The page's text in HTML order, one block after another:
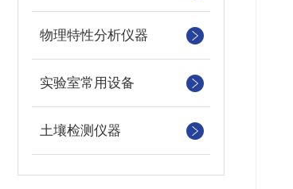
物理特性分析仪器
实验室常用设备
土壤检测仪器